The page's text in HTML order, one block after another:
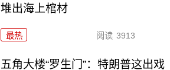
堆出海上棺材
最热 阅读 3913
五角大楼“罗生门”：特朗普这出戏